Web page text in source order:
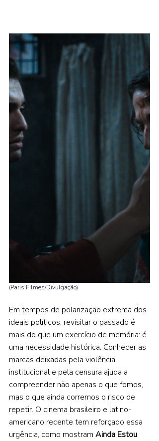
(Paris Filmes/Divulgação)
Em tempos de polarização extrema dos
ideais políticos, revisitar o passado é
mais do que um exercício de memória: é
uma necessidade histórica. Conhecer as
marcas deixadas pela violência
institucional e pela censura ajuda a
compreender não apenas o que fomos,
mas o que ainda corremos o risco de
repetir. O cinema brasileiro e latino-
americano recente tem reforçado essa
urgência, como mostram Ainda Estou